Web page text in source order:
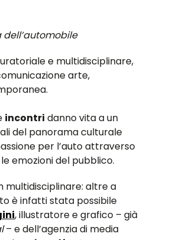
e multidisciplinare,
arte,
incontri danno vita a un
del panorama culturale
per l’auto attraverso
emozioni del pubblico.
multidisciplinare: altre a
è infatti stata possibile
, illustratore e grafico – già
– e dell’agenzia di media